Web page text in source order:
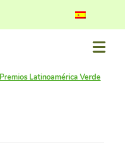
Premios Latinoamérica Verde